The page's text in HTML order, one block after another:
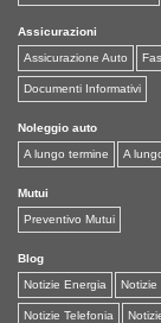
Assicurazioni
Assicurazione Auto
Documenti Informativi
Noleggio auto
A lungo termine
A
Mutui
Preventivo Mutui
Blog
Notizie Energia
Notizie
Notizie Telefonia